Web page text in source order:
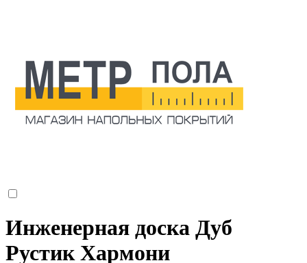
Инженерная доска Дуб
Рустик Хармони